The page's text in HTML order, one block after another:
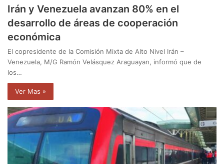
Irán y Venezuela avanzan 80% en el
desarrollo de áreas de cooperación
económica
El copresidente de la Comisión Mixta de Alto Nivel Irán –
Venezuela, M/G Ramón Velásquez Araguayan, informó que de
los…
Ver Mas »